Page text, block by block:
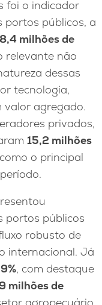
foi o indicador
portos públicos, a
8,4 milhões de
relevante não
dessas
tecnologia,
valor agregado.
privados,
15,2 milhões
o principal
portos públicos
robusto de
internacional. Já
, com destaque
milhões de